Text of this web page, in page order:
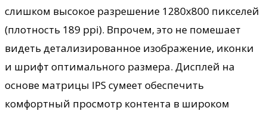
слишком высокое разрешение 1280х800 пикселей
(плотность 189 ppi). Впрочем, это не помешает
видеть детализированное изображение, иконки
и шрифт оптимального размера. Дисплей на
основе матрицы IPS сумеет обеспечить
комфортный просмотр контента в широком